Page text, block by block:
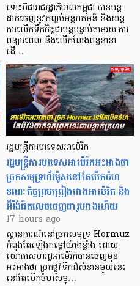
ទោះបីជារាជរដ្ឋាភិបាលកម្ពុជា បានបន្ត
ដាក់ចេញនូវកញ្ចប់អន្តរាគមន៍ និងយន្ត
ការលើកទឹកចិត្តជាបន្តបន្ទាប់តាមរយៈការ
ពន្យារពេល និងលើកលែងពន្ធនានា
ដើ…
រដ្ឋមន្ត្រីការបរទេសអាម៉េរិក
រដ្ឋមន្ត្រីការបរទេសអាម៉េរិកអះអាងថា
ច្រកសមុទ្រហ័រម៉ូសនៅតែបើកចំហ
ខណៈកិច្ចព្រមព្រៀងរវាងអាម៉េរិក និង
អ៊ីរ៉ង់ជិតលេចចេញជារូបរាងហើយ
17 hours ago
ស្ថានការណ៍នៅច្រកសមុទ្រ Hormuz
កំពុងតែឡើងកម្ដៅយ៉ាងខ្លាំង ដោយ
យោធាសហរដ្ឋអាម៉េរិកបានចេញមុខ
អះអាងថា ច្រកផ្លូវទឹកដ៏សំខាន់មួយនេះ
នៅតែបើកចំហសម្…